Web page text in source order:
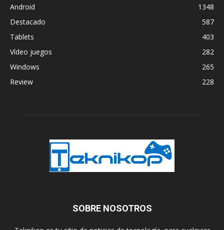
Android
1348
Destacado
587
Tablets
403
Vídeo juegos
282
Windows
265
Review
228
SOBRE NOSOTROS